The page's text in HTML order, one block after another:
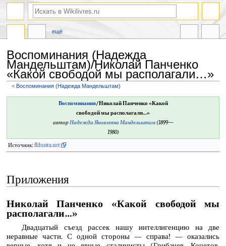
Воспоминания (Надежда
Мандельштам)/Николай Панченко
«Какой свободой мы располагали…»
<Воспоминания (Надежда Мандельштам)
Воспоминания/Николай Панченко «Какой
свободой мы располагали…»
авторНадежда Яковлевна Мандельштам(1899—
1980)
Источник: flibusta.net
Приложения
Николай Панченко «Какой свободой мы
располагали…»
Двадцатый съезд рассек нашу интеллигенцию на две
неравные части. С одной стороны — справа! — оказались
ещё